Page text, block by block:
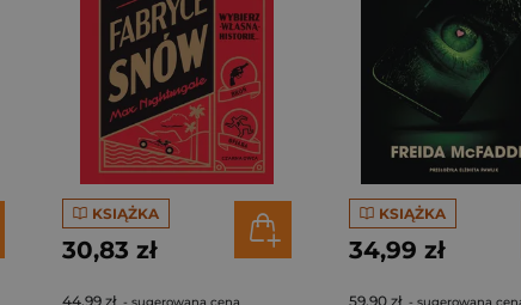
KSIĄŻKA
30,83 zł
44,99 zł
KSIĄŻKA
34,99 zł
59,90 zł